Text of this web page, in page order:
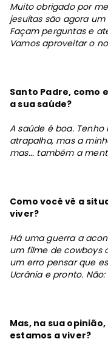
Muito obrigado por
jesuítas são agora
Façam perguntas e
Vamos aproveitar o
Santo Padre, como
a sua saúde?
A saúde é boa.
atrapalha, mas a
mas... também a
Como você vê a
viver?
Há uma guerra a
um filme de cowboys
um erro pensar que
Ucrânia e pronto.
Mas, na sua
estamos a viver?